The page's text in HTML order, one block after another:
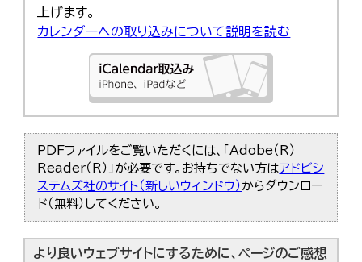
上げます。
カレンダーへの取り込みについて説明を読む
PDFファイルをご覧いただくには、「Adobe（R）
Reader（R）」が必要です。お持ちでない方はアドビシ
ステムズ社のサイト（新しいウィンドウ） からダウンロー
ド（無料）してください。
より良いウェブサイトにするために、ページのご感想